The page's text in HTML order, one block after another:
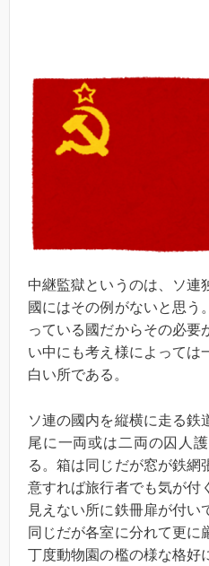
中継監獄というのは、ソ連
國にはその例がないと思う
っている國だからその必要
い中にも考え様によっては
白い所である。
ソ連の國内を縦横に走る鉄
尾に一両或は二両の囚人
る。箱は同じだが窓が鉄網
意すれば旅行者でも気が付
見えない所に鉄冊扉が付い
同じだが各室に分れて更に
丁度動物園の檻の様な格好